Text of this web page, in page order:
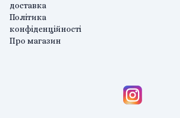
доставка
Політика
конфіденційності
Про магазин